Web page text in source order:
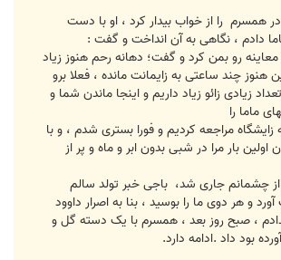
همسرم را از خواب بیدار کرد ، او با دست
دادم ، نگاهی به آن انداخت و گفت :
رو بمن کرد و گفت؛ دهانه رحم هنوز زیاد
چند ساعتی به زایمانت مانده ، فعلا برو
زائو زیاد داریم و اینجا ماندن شما و
ماما را
مراجعه کردیم و فورا بستری شدم ، و با
بار مرا در شبی بدون ابر و ماه و پر از
از چشمانم جاری شد، باجی خبر تولد سالم
و هر دوی ما را بوسید ، بنا به اصرار داوود
، صبح روز بعد ، همسرم با یک دسته گل و
بود داد .ادامه دارد.